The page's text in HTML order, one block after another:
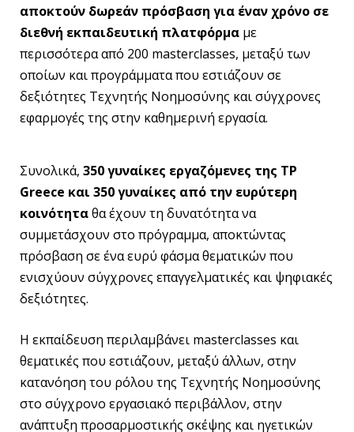
αποκτούν δωρεάν πρόσβαση για έναν χρόνο σε
διεθνή εκπαιδευτική πλατφόρμα με
περισσότερα από 200 masterclasses, μεταξύ των
οποίων και προγράμματα που εστιάζουν σε
δεξιότητες Τεχνητής Νοημοσύνης και σύγχρονες
εφαρμογές της στην καθημερινή εργασία.
Συνολικά, 350 γυναίκες εργαζόμενες της TP
Greece και 350 γυναίκες από την ευρύτερη
κοινότηταθα έχουν τη δυνατότητα να
συμμετάσχουν στο πρόγραμμα, αποκτώντας
πρόσβαση σε ένα ευρύ φάσμα θεματικών που
ενισχύουν σύγχρονες επαγγελματικές και ψηφιακές
δεξιότητες.
Η εκπαίδευση περιλαμβάνει masterclasses και
θεματικές που εστιάζουν, μεταξύ άλλων, στην
κατανόηση του ρόλου της Τεχνητής Νοημοσύνης
στο σύγχρονο εργασιακό περιβάλλον, στην
ανάπτυξη προσαρμοστικής σκέψης και ηγετικών